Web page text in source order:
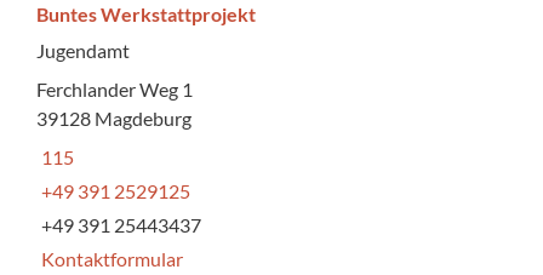
Buntes Werkstattprojekt
Jugendamt
Ferchlander Weg 1
39128 Magdeburg
115
+49 391 2529125
+49 391 25443437
Kontaktformular